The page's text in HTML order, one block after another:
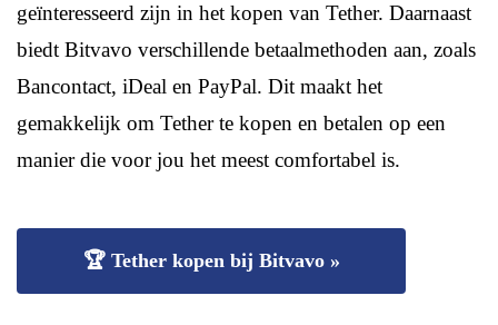
geïnteresseerd zijn in het kopen van Tether. Daarnaast
biedt Bitvavo verschillende betaalmethoden aan, zoals
Bancontact, iDeal en PayPal. Dit maakt het
gemakkelijk om Tether te kopen en betalen op een
manier die voor jou het meest comfortabel is.
🏆 Tether kopen bij Bitvavo »